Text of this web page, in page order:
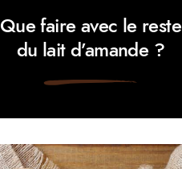
Que faire avec le reste
du lait d’amande ?